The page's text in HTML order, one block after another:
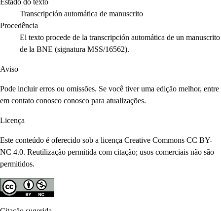
Estado do texto
Transcripción automática de manuscrito
Procedência
El texto procede de la transcripción automática de un manuscrito
de la BNE (signatura MSS/16562).
Aviso
Pode incluir erros ou omissões. Se você tiver uma edição melhor, entre
em contato conosco conosco para atualizações.
Licença
Este conteúdo é oferecido sob a licença Creative Commons CC BY-
NC 4.0. Reutilização permitida com citação; usos comerciais não são
permitidos.